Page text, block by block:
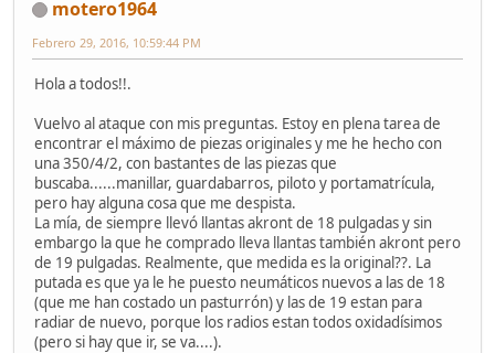
motero1964
Febrero 29, 2016, 10:59:44 PM
Hola a todos!!.
Vuelvo al ataque con mis preguntas. Estoy en plena tarea de
encontrar el máximo de piezas originales y me he hecho con
una 350/4/2, con bastantes de las piezas que
buscaba......manillar, guardabarros, piloto y portamatrícula,
pero hay alguna cosa que me despista.
La mía, de siempre llevó llantas akront de 18 pulgadas y sin
embargo la que he comprado lleva llantas también akront pero
de 19 pulgadas. Realmente, que medida es la original??. La
putada es que ya le he puesto neumáticos nuevos a las de 18
(que me han costado un pasturrón) y las de 19 estan para
radiar de nuevo, porque los radios estan todos oxidadísimos
(pero si hay que ir, se va....).